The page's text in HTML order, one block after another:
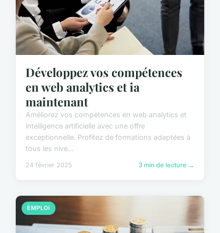
Développez vos compétences
en web analytics et ia
maintenant
Améliorez vos compétences en web analytics et
intelligence artificielle avec une offre
exceptionnelle. Profitez de formations adaptées à
tous les nive...
24 février 2025 3 min de lecture →
EMPLOI